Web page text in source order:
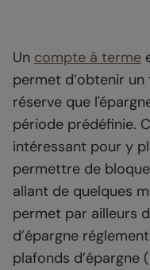
Un compte à terme
permet d’obtenir
réserve que
période prédéfinie.
intéressant pour y
permettre de
allant de quelques
permet par ailleurs
d’épargne
plafonds d’épargne